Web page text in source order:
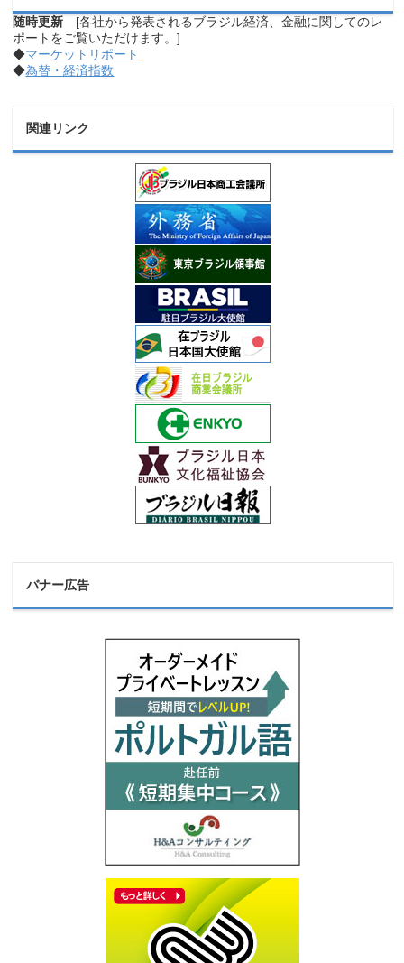
随時更新 [各社から発表されるブラジル経済、金融に関してのレ
ポートをご覧いただけます。]
◆マーケットリポート
◆為替・経済指数
関連リンク
バナー広告